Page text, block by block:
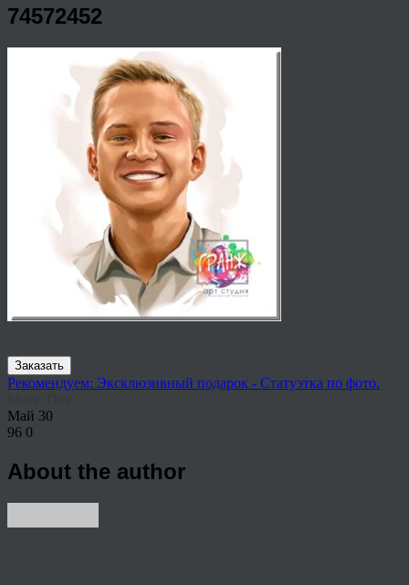
74572452
Заказать
Рекомендуем: Эксклюзивный подарок - Статуэтка по фото.
Май 30
96 0
About the author